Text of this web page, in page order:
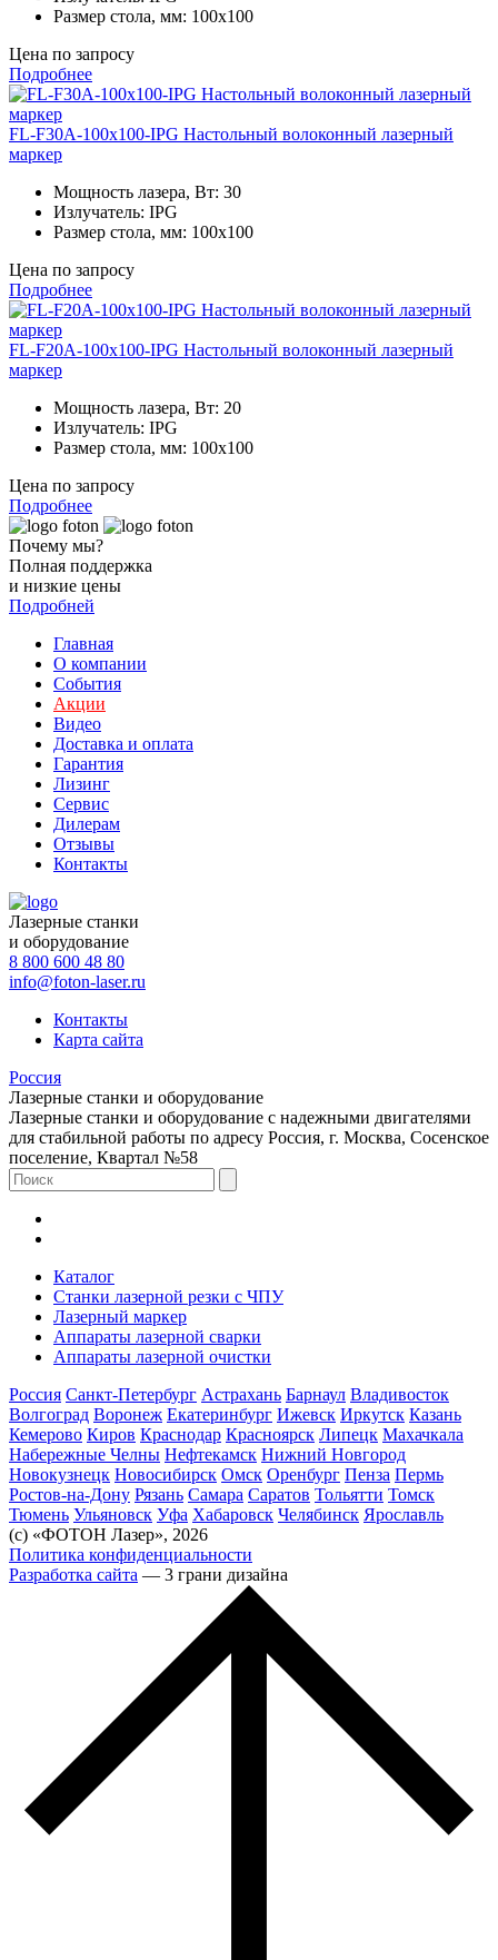
Размер стола, мм: 100x100
Цена по запросу
Подробнее
FL-F30A-100x100-IPG Настольный волоконный лазерный
маркер
Мощность лазера, Вт: 30
Излучатель: IPG
Размер стола, мм: 100x100
Цена по запросу
Подробнее
FL-F20A-100x100-IPG Настольный волоконный лазерный
маркер
Мощность лазера, Вт: 20
Излучатель: IPG
Размер стола, мм: 100x100
Цена по запросу
Подробнее
Почему мы?
Полная поддержка
и низкие цены
Подробней
Главная
О компании
События
Акции
Видео
Доставка и оплата
Гарантия
Лизинг
Сервис
Дилерам
Отзывы
Контакты
Лазерные станки
и оборудование
8 800 600 48 80
info@foton-laser.ru
Контакты
Карта сайта
Россия
Лазерные станки и оборудование
Лазерные станки и оборудование с надежными двигателями
для стабильной работы по адресу Россия, г. Москва, Сосенское
поселение, Квартал №58
Каталог
Станки лазерной резки с ЧПУ
Лазерный маркер
Аппараты лазерной сварки
Аппараты лазерной очистки
Россия Санкт-Петербург Астрахань Барнаул Владивосток
Волгоград Воронеж Екатеринбург Ижевск Иркутск Казань
Кемерово Киров Краснодар Красноярск Липецк Махачкала
Набережные Челны Нефтекамск Нижний Новгород
Новокузнецк Новосибирск Омск Оренбург Пенза Пермь
Ростов-на-Дону Рязань Самара Саратов Тольятти Томск
Тюмень Ульяновск Уфа Хабаровск Челябинск Ярославль
(с) «ФОТОН Лазер», 2026
Политика конфиденциальности
Разработка сайта — 3 грани дизайна